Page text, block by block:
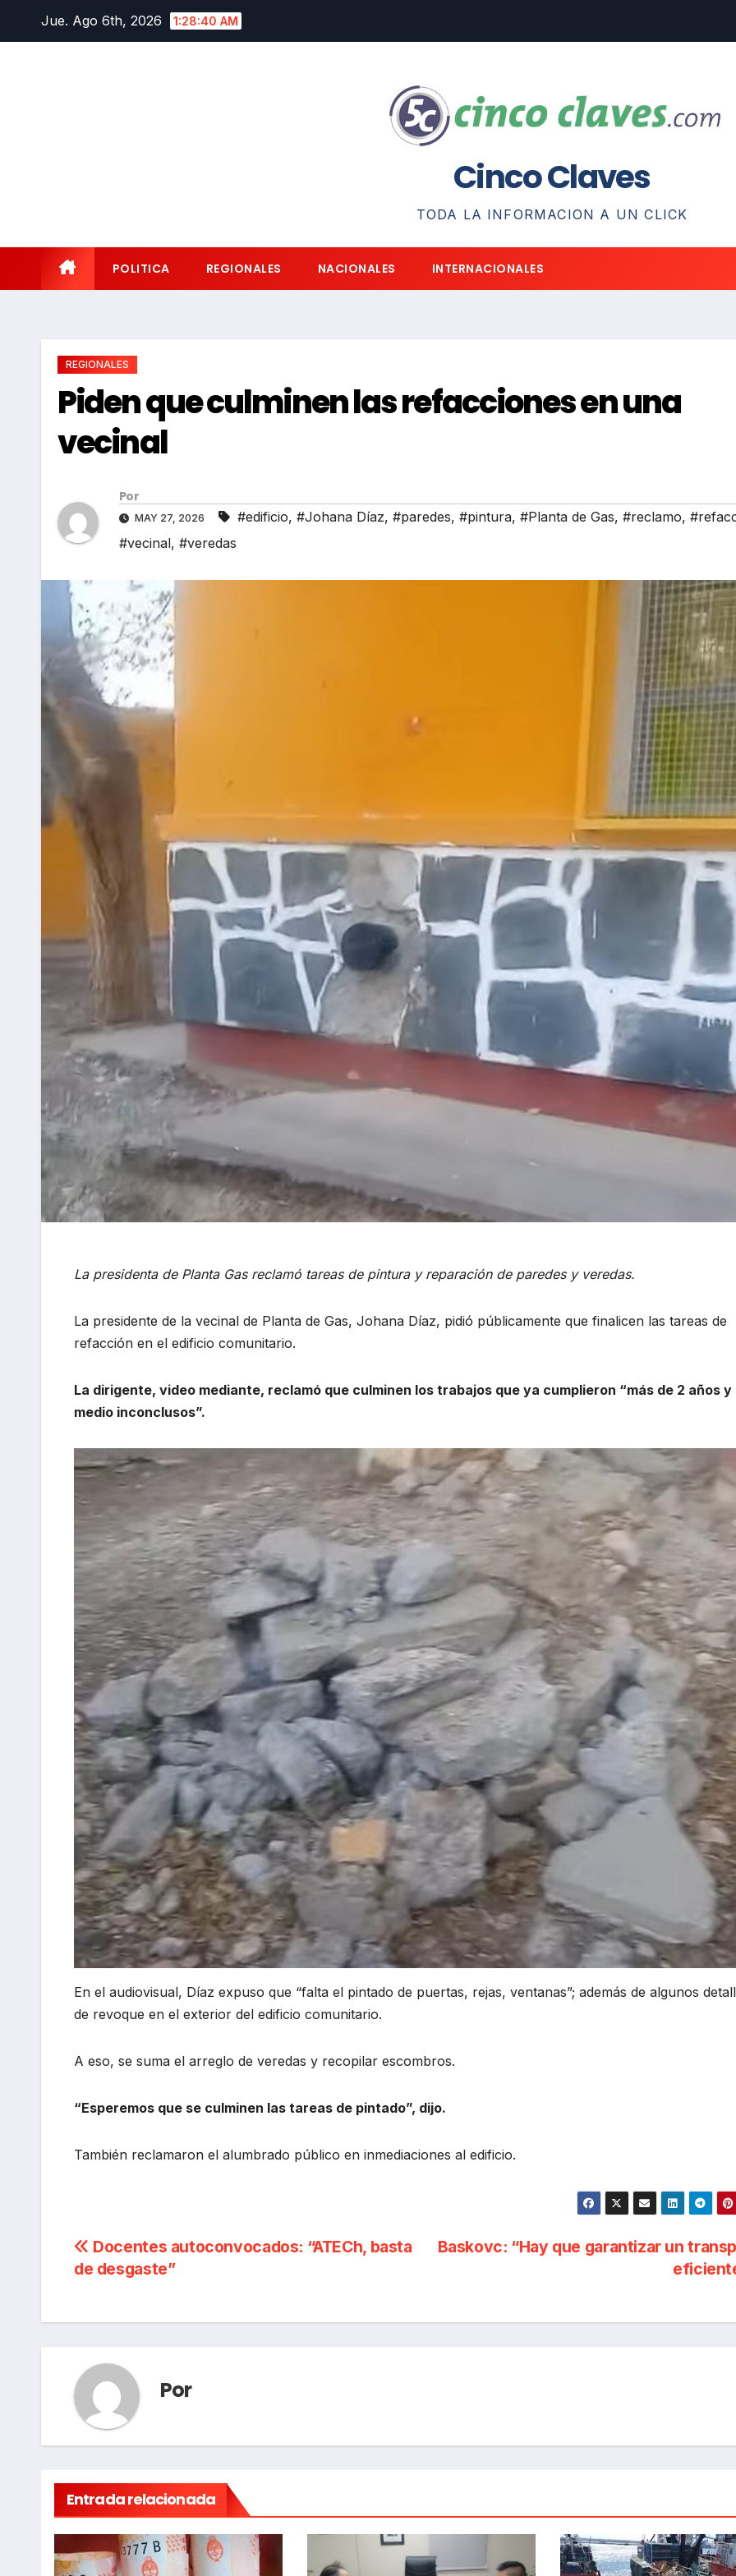
Jue. Ago 6th, 2026 1:28:41 AM
Cinco Claves
TODA LA INFORMACION A UN CLICK
POLITICA REGIONALES NACIONALES INTERNACIONALES
REGIONALES
Piden que culminen las refacciones en una
vecinal
Por
MAY 27, 2026 #edificio, #Johana Díaz, #paredes, #pintura, #Planta de Gas, #reclamo,
#vecinal, #veredas
La presidenta de Planta Gas reclamó tareas de pintura y reparación de paredes y veredas.
La presidente de la vecinal de Planta de Gas, Johana Díaz, pidió públicamente que finalicen las tareas de
refacción en el edificio comunitario.
La dirigente, video mediante, reclamó que culminen los trabajos que ya cumplieron “más de 2 años y
medio inconclusos”.
En el audiovisual, Díaz expuso que “falta el pintado de puertas, rejas, ventanas”; además de algunos
de revoque en el exterior del edificio comunitario.
A eso, se suma el arreglo de veredas y recopilar escombros.
“Esperemos que se culminen las tareas de pintado”, dijo.
También reclamaron el alumbrado público en inmediaciones al edificio.
Navegación
de
entradas
Baskovc: “Hay que garantizar un
Docentes autoconvocados: “ATECh, basta
de desgaste”
Por
Entrada relacionada